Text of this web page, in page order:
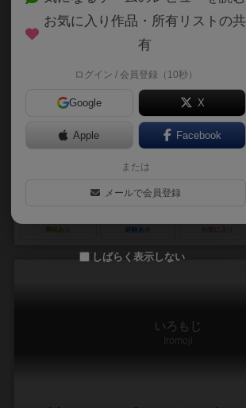
30分前後
作品説明文の編集者を募集中
ちせん（Chisen）
興味あり 経験あり
いろもじ
Iromoji
お気に入り作品・所有リストの共
有
ログイン / 会員登録（10秒）
Google X
Apple Facebook
または
メールで会員登録
しばらく表示しない